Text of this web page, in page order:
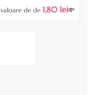
de de 1,80 lei💸